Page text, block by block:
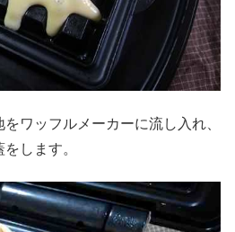
ワッフルメーカーに流し入れ、
します。